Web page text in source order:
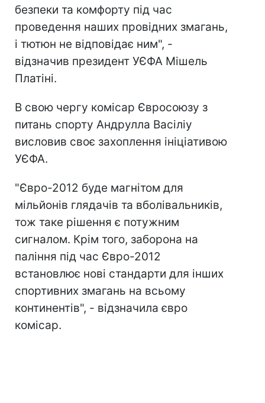
безпеки та комфорту під час
проведення наших провідних змагань,
і тютюн не відповідає ним", -
відзначив президент УЄФА Мішель
Платіні.
В свою чергу комісар Євросоюзу з
питань спорту Андрулла Васіліу
висловив своє захоплення ініціативою
УЄФА.
"Євро-2012 буде магнітом для
мільйонів глядачів та вболівальників,
тож таке рішення є потужним
сигналом. Крім того, заборона на
паління під час Євро-2012
встановлює нові стандарти для інших
спортивних змагань на всьому
континентів", - відзначила євро
комісар.